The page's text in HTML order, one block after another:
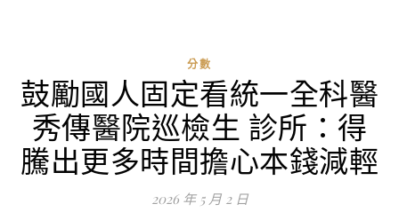
分數
鼓勵國人固定看統一全科醫
秀傳醫院巡檢生 診所：得
騰出更多時間擔心本錢減輕
2026 年 5 月 2 日